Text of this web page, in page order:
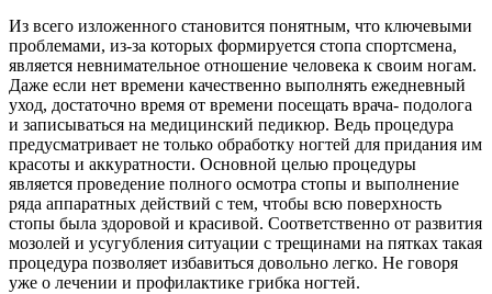
Из всего изложенного становится понятным, что ключевыми
проблемами, из-за которых формируется стопа спортсмена,
является невнимательное отношение человека к своим ногам.
Даже если нет времени качественно выполнять ежедневный
уход, достаточно время от времени посещать врача- подолога
и записываться на медицинский педикюр. Ведь процедура
предусматривает не только обработку ногтей для придания им
красоты и аккуратности. Основной целью процедуры
является проведение полного осмотра стопы и выполнение
ряда аппаратных действий с тем, чтобы всю поверхность
стопы была здоровой и красивой. Соответственно от развития
мозолей и усугубления ситуации с трещинами на пятках такая
процедура позволяет избавиться довольно легко. Не говоря
уже о лечении и профилактике грибка ногтей.